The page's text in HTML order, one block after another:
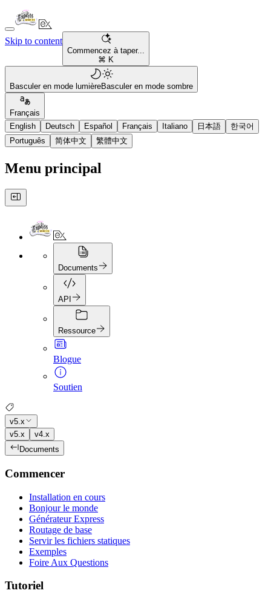
Skip to content
Commencez à taper...
⌘ K
Basculer en mode lumièreBasculer en mode sombre
Français
English
Deutsch Español Français Italiano 日本語
한국어
Português
简体中文 繁體中文
Menu principal
Documents
API
Ressource
Blogue
Soutien
v5.x
v5.x
v4.x
Documents
Commencer
Installation en cours
Bonjour le monde
Générateur Express
Routage de base
Servir les fichiers statiques
Exemples
Foire Aux Questions
Tutoriel